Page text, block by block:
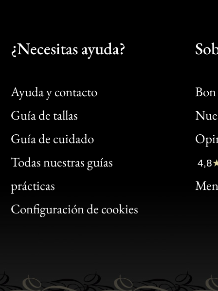
¿Necesitas ayuda?
Ayuda y contacto
Guía de tallas
Guía de cuidado
Todas nuestras guías
prácticas
Configuración de cookies
Bon
Clic
Bon
4,8